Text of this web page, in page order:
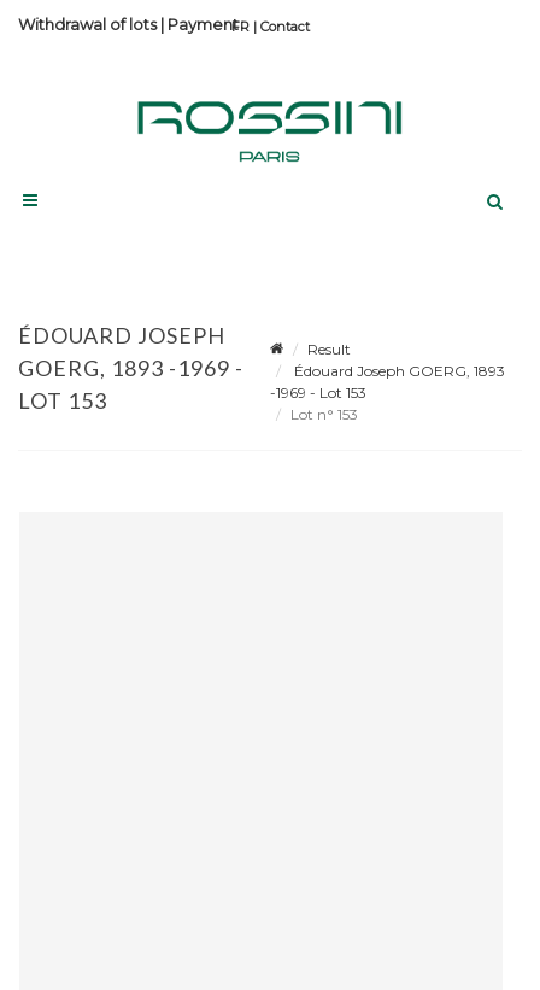
Contact
Withdrawal of lots| Payment
ÉDOUARD JOSEPH
GOERG, 1893 -1969 -
LOT 153
Result
Édouard Joseph GOERG, 1893
-1969 - Lot 153
Lot n° 153